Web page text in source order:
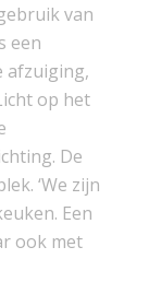
van
een
afzuiging,
op het
De
‘We zijn
Een
ook met